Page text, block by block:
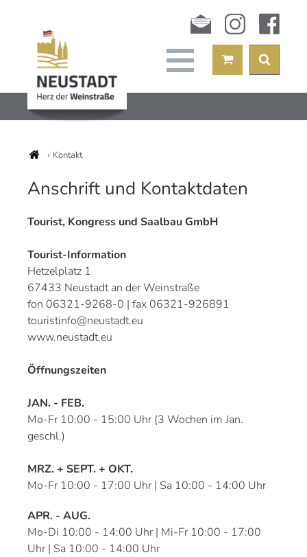
Newsletterinstagramfacebook
Kontakt
Anschrift und Kontaktdaten
Tourist, Kongress und Saalbau GmbH
Tourist-Information
Hetzelplatz 1
67433 Neustadt an der Weinstraße
fon 06321-9268-0 | fax 06321-926891
touristinfo@neustadt.eu
www.neustadt.eu
Öffnungszeiten
JAN. - FEB.
Mo-Fr 10:00 - 15:00 Uhr (3 Wochen im Jan.
geschl.)
MRZ. + SEPT. + OKT.
Mo-Fr 10:00 - 17:00 Uhr | Sa 10:00 - 14:00 Uhr
APR. - AUG.
Mo-Di 10:00 - 14:00 Uhr | Mi-Fr 10:00 - 17:00
Uhr | Sa 10:00 - 14:00 Uhr